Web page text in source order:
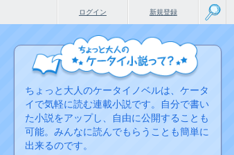
新規登録
ログイン
ちょっと大人のケータイノベルは、ケータ
イで気軽に読む連載小説です。自分で書い
た小説をアップし、自由に公開することも
可能。みんなに読んでもらうことも簡単に
出来るのです。